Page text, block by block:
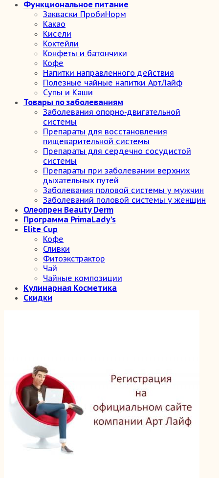
Функциональное питание
Закваски ПробиНорм
Какао
Кисели
Коктейли
Конфеты и батончики
Кофе
Напитки направленного действия
Полезные чайные напитки АртЛайф
Супы и Каши
Товары по заболеваниям
Заболевания опорно-двигательной
системы
Препараты для восстановления
пищеварительной системы
Препараты для сердечно сосудистой
системы
Препараты при заболевании верхних
дыхательных путей
Заболевания половой системы у мужчин
Заболеваний половой системы у женщин
Олеопрен Beauty Derm
Программа PrimaLady’s
Elite Cup
Кофе
Сливки
Фитоэкстрактор
Чай
Чайные композиции
Кулинарная Косметика
Скидки